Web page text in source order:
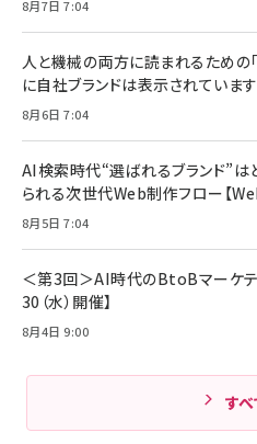
8月7日 7:04
人と機械の両方に読まれるための
に自社ブランドは表示されていま
8月6日 7:04
AI検索時代“選ばれるブランド”
られる次世代Web制作フロー【
8月5日 7:04
＜第3回＞AI時代のBtoBマーケテ
30（水）開催】
8月4日 9:00
す